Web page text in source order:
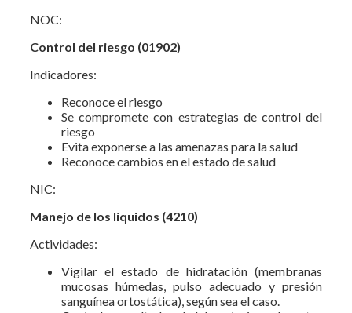
NOC:
Control del riesgo (01902)
Indicadores:
Reconoce el riesgo
Se compromete con estrategias de control del
riesgo
Evita exponerse a las amenazas para la salud
Reconoce cambios en el estado de salud
NIC:
Manejo de los líquidos (4210)
Actividades:
Vigilar el estado de hidratación (membranas
mucosas húmedas, pulso adecuado y presión
sanguínea ortostática), según sea el caso.